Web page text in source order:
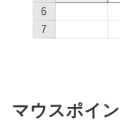
マウスポイ